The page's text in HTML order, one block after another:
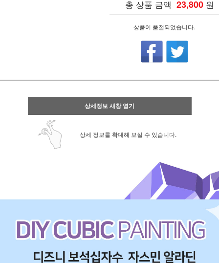
총 상품 금액 23,800 원
상품이 품절되었습니다.
상세정보 새창 열기
상세 정보를 확대해 보실 수 있습니다.